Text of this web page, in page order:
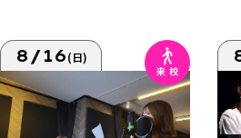
8/16(日)